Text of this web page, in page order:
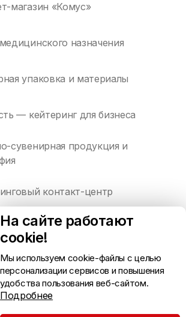
магазин «Комус»
назначения
упаковка и материалы
— кейтеринг для бизнеса
сувенирная продукция и
контакт-центр
сорта бумаги и картона
продажи
На сайте работают
cookie!
Мы используем cookie-файлы с целью
персонализации сервисов и повышения
удобства пользования веб-сайтом.
Подробнее